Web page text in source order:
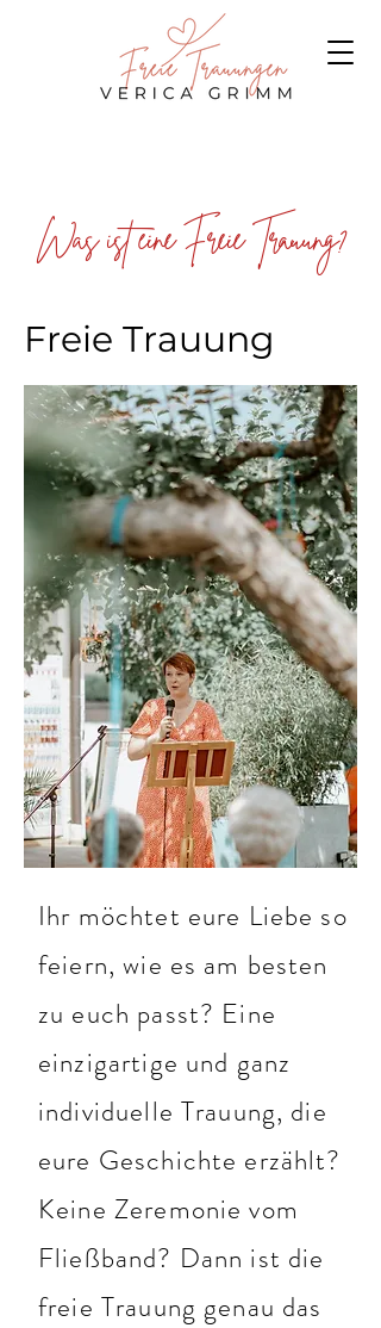
Was ist eine Freie Trauung?
Freie Trauung
Ihr möchtet eure Liebe so
feiern, wie es am besten
zu euch passt? Eine
einzigartige und ganz
individuelle Trauung, die
eure Geschichte erzählt?
Keine Zeremonie vom
Fließband? Dann ist die
freie Trauung genau das